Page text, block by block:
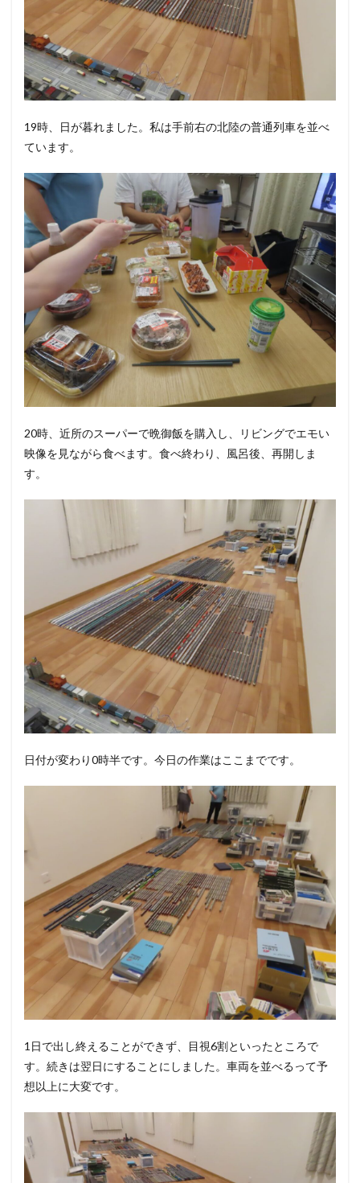
19時、日が暮れました。私は手前右の北陸の普通列車を並べ
ています。
20時、近所のスーパーで晩御飯を購入し、リビングでエモい
映像を見ながら食べます。食べ終わり、風呂後、再開しま
す。
日付が変わり0時半です。今日の作業はここまでです。
1日で出し終えることができず、目視6割といったところで
す。続きは翌日にすることにしました。車両を並べるって予
想以上に大変です。